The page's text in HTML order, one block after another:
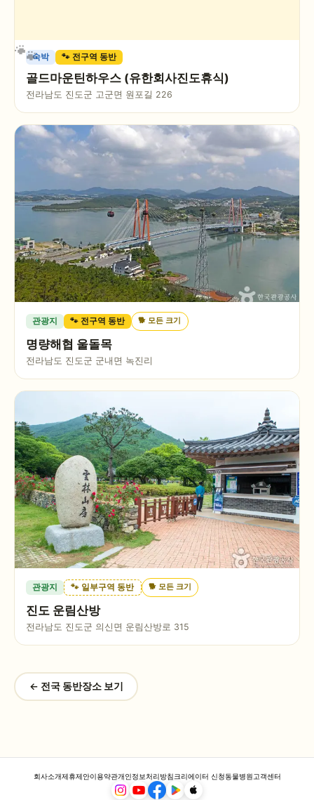
숙박 🐾 전구역 동반
골드마운틴하우스 (유한회사진도휴식)
전라남도 진도군 고군면 원포길 226
관광지 🐾 전구역 동반 🐕모든 크기
명량해협 울돌목
전라남도 진도군 군내면 녹진리
관광지 🐾 일부구역 동반 🐕 모든 크기
진도 운림산방
전라남도 진도군 의신면 운림산방로 315
← 전국 동반장소 보기
회사소개제휴제안이용약관개인정보처리방침크리에이터 신청동물병원고객센터